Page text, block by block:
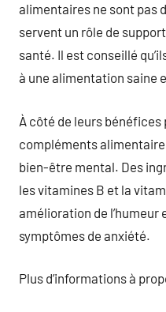
alimentaires ne sont pas
servent un rôle de
santé. Il est conseillé
à une alimentation saine
À côté de leurs
compléments
bien-être mental. Des
les vitamines B et la
amélioration de l’humeur
symptômes de anxiété.
Plus d’informations à